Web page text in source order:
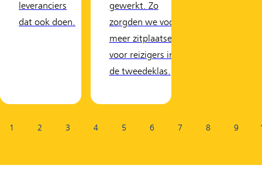
leveranciers
dat ook doen.
gewerkt. Zo
zorgden we voor
meer zitplaatsen
voor reizigers in
de tweedeklas.
1 2 3 4 5 6 7 8 9